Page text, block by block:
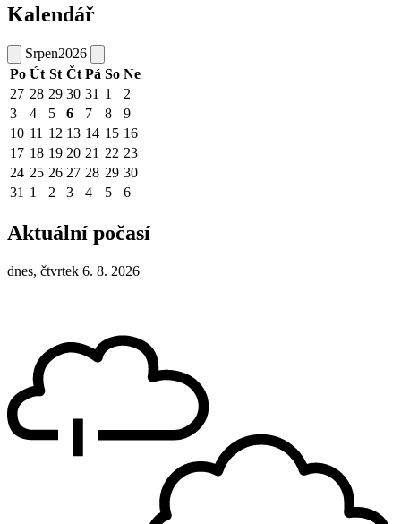
Kalendář
Srpen2026
Po Út St Čt Pá So Ne
27 28 29 30 31 1
2
3
4 5 6 7 8
9
10 11 12 13 14 15 16
17 18 19 20 21 22 23
24 25 26 27 28 29 30
31 1 2 3 4 5 6
Aktuální počasí
dnes, čtvrtek 6. 8. 2026